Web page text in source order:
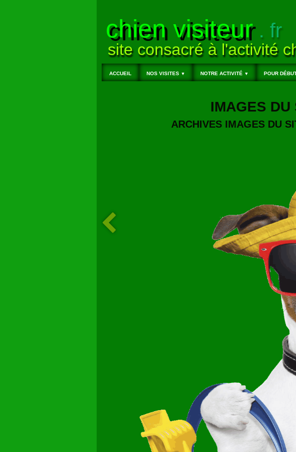
chien visiteur. fr
site consacré à l'activité
ACCUEIL NOS VISITES ▼ NOTRE ACTIVITÉ ▼ POUR
IMAGES DU
ARCHIVES IMAGES DU